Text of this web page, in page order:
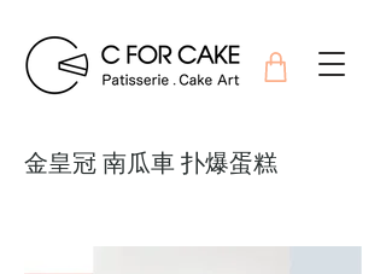
金皇冠 南瓜車 扑爆蛋糕